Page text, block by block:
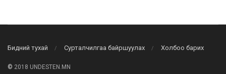
Бидний тухай Сурталчилгаа байршуулах Холбоо барих
© 2018 UNDESTEN.MN